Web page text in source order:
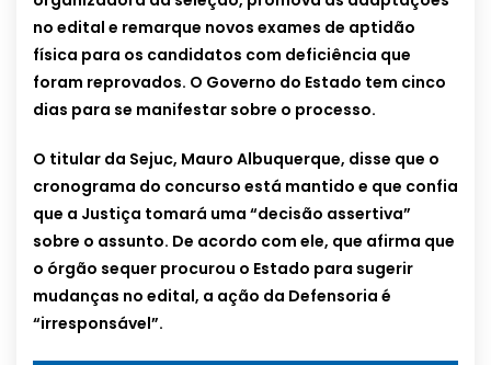
no edital e remarque novos exames de aptidão
física para os candidatos com deficiência que
foram reprovados. O Governo do Estado tem cinco
dias para se manifestar sobre o processo.
O titular da Sejuc, Mauro Albuquerque, disse que o
cronograma do concurso está mantido e que confia
que a Justiça tomará uma “decisão assertiva”
sobre o assunto. De acordo com ele, que afirma que
o órgão sequer procurou o Estado para sugerir
mudanças no edital, a ação da Defensoria é
“irresponsável”.